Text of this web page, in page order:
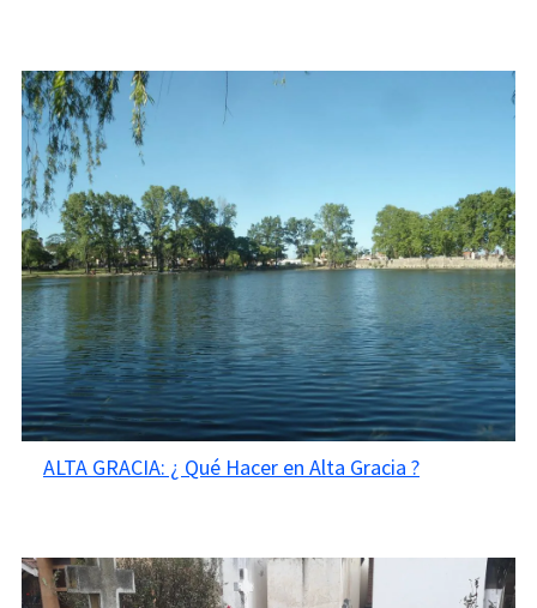
ALTA GRACIA: ¿ Qué Hacer en Alta Gracia ?